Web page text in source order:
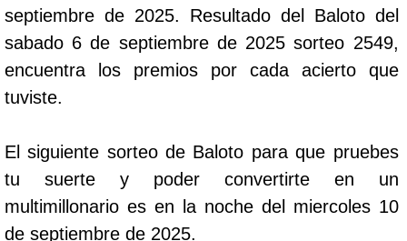
septiembre de 2025. Resultado del Baloto del
sabado 6 de septiembre de 2025 sorteo 2549,
encuentra los premios por cada acierto que
tuviste.
El siguiente sorteo de Baloto para que pruebes
tu suerte y poder convertirte en un
multimillonario es en la noche del miercoles 10
de septiembre de 2025.